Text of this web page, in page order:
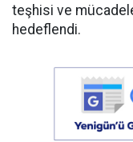
teşhisi ve
hedeflendi.